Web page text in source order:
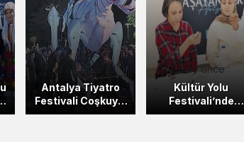
3 ay önce
Antalya Tiyatro
Festivali Coşkuyla
Başladı!
3 ay önce
Kültür Yolu
Festivali’nde
Geleneksel